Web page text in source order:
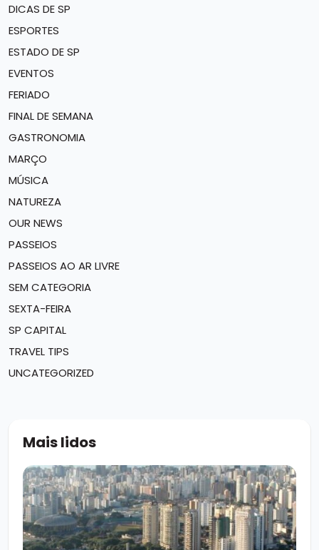
DICAS DE SP
ESPORTES
ESTADO DE SP
EVENTOS
FERIADO
FINAL DE SEMANA
GASTRONOMIA
MARÇO
MÚSICA
NATUREZA
OUR NEWS
PASSEIOS
PASSEIOS AO AR LIVRE
SEM CATEGORIA
SEXTA-FEIRA
SP CAPITAL
TRAVEL TIPS
UNCATEGORIZED
Mais lidos